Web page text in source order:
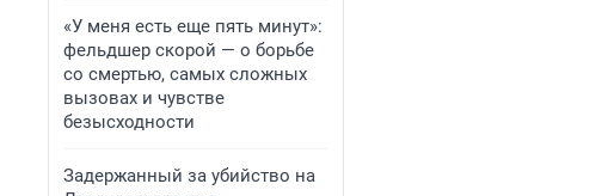
«У меня есть еще пять минут»:
фельдшер скорой — о борьбе
со смертью, самых сложных
вызовах и чувстве
безысходности
Задержанный за убийство на